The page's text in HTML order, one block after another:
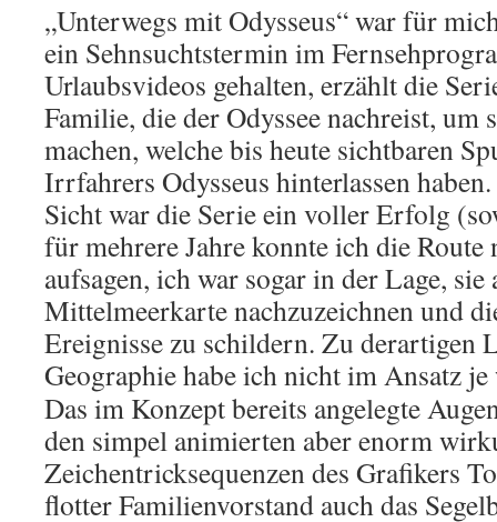
„Unterwegs mit Odysseus“ war für
ein Sehnsuchtstermin im
Urlaubsvideos gehalten, erzählt die
Familie, die der Odyssee nachreist, um
machen, welche bis heute sichtbaren
Irrfahrers Odysseus hinterlassen
Sicht war die Serie ein voller Erfolg
für mehrere Jahre konnte ich die
aufsagen, ich war sogar in der Lage, sie
Mittelmeerkarte nachzuzeichnen und
Ereignisse zu schildern. Zu derartigen
Geographie habe ich nicht im Ansatz
Das im Konzept bereits angelegte
den simpel animierten aber enorm
Zeichentricksequenzen des Grafikers
flotter Familienvorstand auch das